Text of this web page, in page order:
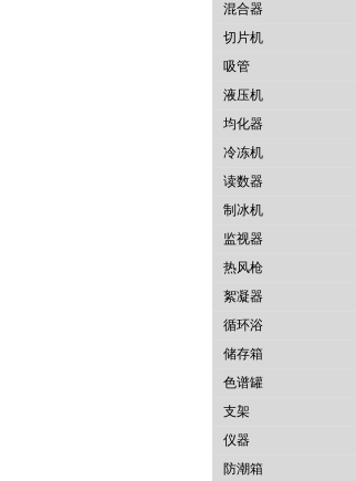
混合器
切片机
吸管
液压机
均化器
冷冻机
读数器
制冰机
监视器
热风枪
絮凝器
循环浴
储存箱
色谱罐
支架
仪器
防潮箱